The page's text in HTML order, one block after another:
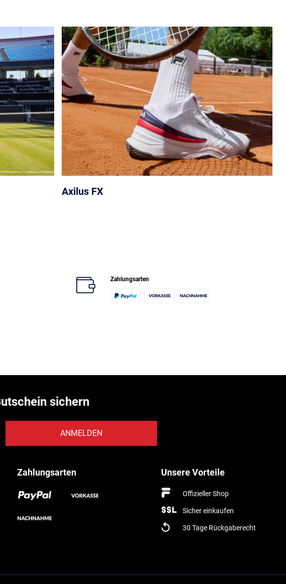
Axilus FX
Zahlungsarten
sichern
ANMELDEN
Zahlungsarten Unsere Vorteile
Offizieller Shop
Sicher einkaufen
30 Tage Rückgaberecht